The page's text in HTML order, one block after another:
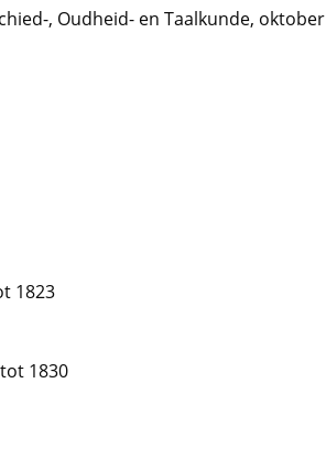
, Oudheid- en Taalkunde, oktober
1823
1830